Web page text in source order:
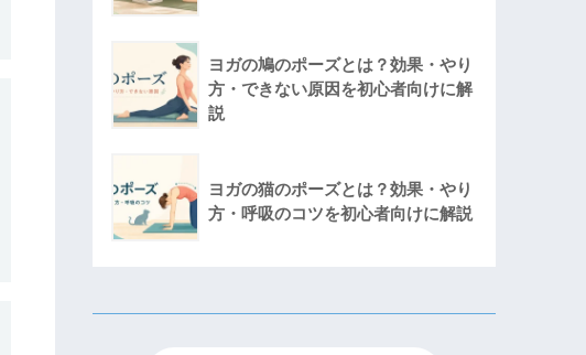
ヨガの鳩のポーズとは？効果・やり
方・できない原因を初心者向けに解
説
ヨガの猫のポーズとは？効果・やり
方・呼吸のコツを初心者向けに解説